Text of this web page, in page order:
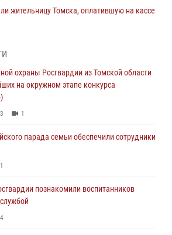
жительницу Томска, оплатившую на кассе
на 7 тысяч рублей
празднования Дня Военно-
охраны в Томске торжественно
1
женщину, находившуюся в
охраны Росгвардии из Томской области
на окружном этапе конкурса
3 1
парада семьи обеспечили сотрудники
1
познакомили воспитанников
4